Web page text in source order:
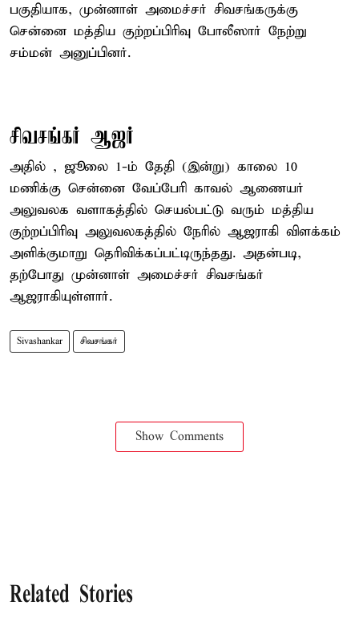
பகுதியாக, முன்னாள் அமைச்சர் சிவசங்கருக்கு
சென்னை மத்திய குற்றப்பிரிவு போலீஸார் நேற்று
சம்மன் அனுப்பினர்.
சிவசங்கர் ஆஜர்
அதில் , ஜூலை 1-ம் தேதி (இன்று) காலை 10
மணிக்கு சென்னை வேப்பேரி காவல் ஆணையர்
அலுவலக வளாகத்தில் செயல்பட்டு வரும் மத்திய
குற்றப்பிரிவு அலுவலகத்தில் நேரில் ஆஜராகி விளக்கம்
அளிக்குமாறு தெரிவிக்கப்பட்டிருந்தது. அதன்படி,
தற்போது முன்னாள் அமைச்சர் சிவசங்கர்
ஆஜராகியுள்ளார்.
Sivashankar சிவசங்கர்
Show Comments
Related Stories